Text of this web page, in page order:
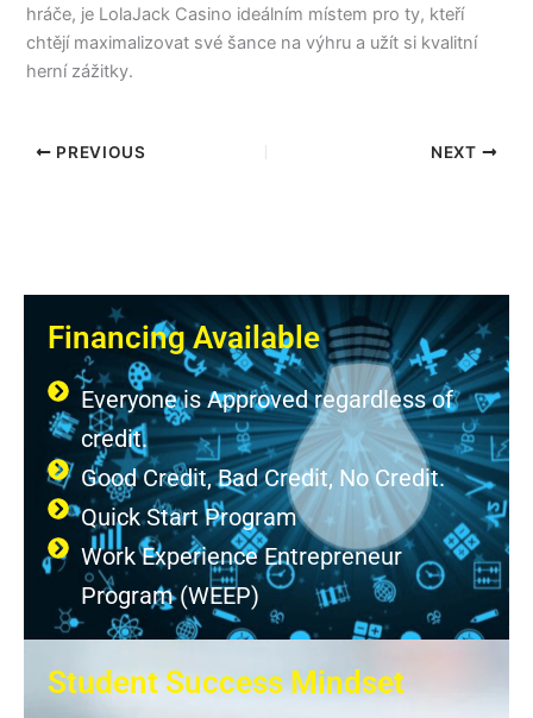
hráče, je LolaJack Casino ideálním místem pro ty, kteří
chtějí maximalizovat své šance na výhru a užít si kvalitní
herní zážitky.
PREVIOUS NEXT
Financing Available
Everyone is Approved regardless of
credit.
Good Credit, Bad Credit, No Credit.
Quick Start Program
Work Experience Entrepreneur
Program (WEEP)
Student Success Mindset